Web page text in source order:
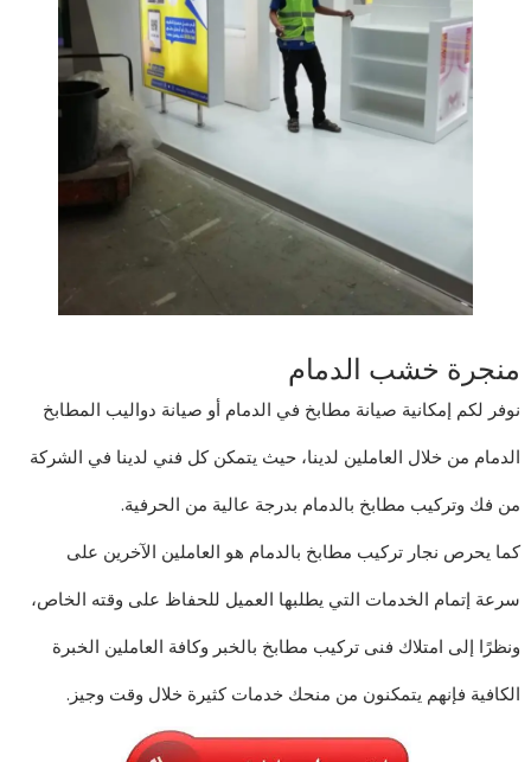
منجرة خشب الدمام
نوفر لكم إمكانية صيانة مطابخ في الدمام أو صيانة دواليب المطابخ
الدمام من خلال العاملين لدينا، حيث يتمكن كل فني لدينا في الشركة
من فك وتركيب مطابخ بالدمام بدرجة عالية من الحرفية.
كما يحرص نجار تركيب مطابخ بالدمام هو العاملين الآخرين على
سرعة إتمام الخدمات التي يطلبها العميل للحفاظ على وقته الخاص،
ونظرًا إلى امتلاك فنى تركيب مطابخ بالخبر وكافة العاملين الخبرة
الكافية فإنهم يتمكنون من منحك خدمات كثيرة خلال وقت وجيز.